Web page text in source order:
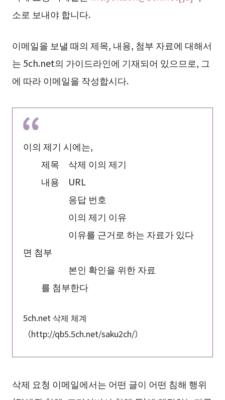
소로 보내야 합니다.
이메일을 보낼 때의 제목, 내용, 첨부 자료에 대해서
는 5ch.net의 가이드라인에 기재되어 있으므로, 그
에 따라 이메일을 작성합시다.
이의 제기 시에는,
제목 삭제 이의 제기
내용 URL
응답 번호
이의 제기 이유
이유를 근거로 하는 자료가 있다
면 첨부
본인 확인을 위한 자료
를 첨부한다
5ch.net 삭제 체계
（http://qb5.5ch.net/saku2ch/）
삭제 요청 이메일에서는 어떤 글이 어떤 침해 행위